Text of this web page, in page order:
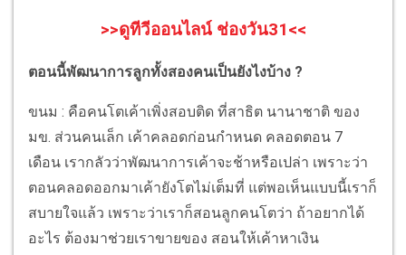
>>ดูทีวีออนไลน์ ช่องวัน31<<
ตอนนี้พัฒนาการลูกทั้งสองคนเป็นยังไงบ้าง ?
ขนม : คือคนโตเค้าเพิ่งสอบติด ที่สาธิต นานาชาติ ของ
มข. ส่วนคนเล็ก เค้าคลอดก่อนกำหนด คลอดตอน 7
เดือน เรากลัวว่าพัฒนาการเค้าจะช้าหรือเปล่า เพราะว่า
ตอนคลอดออกมาเค้ายังโตไม่เต็มที่ แต่พอเห็นแบบนี้เราก็
สบายใจแล้ว เพราะว่าเราก็สอนลูกคนโตว่า ถ้าอยากได้
อะไร ต้องมาช่วยเราขายของ สอนให้เค้าหาเงิน